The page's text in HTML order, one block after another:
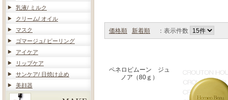
乳液/ ミルク
クリーム/ オイル
マスク
ゴマージュ/ ピーリング
アイケア
リップケア
サンケア/ 日焼け止め
美顔器
価格順 新着順 ：表示件数
ペネロピムーン ジュ
ノア（80ｇ）